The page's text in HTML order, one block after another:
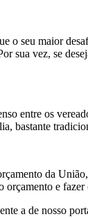
seu maior
sua vez, se
entre os
bastante
da
orçamento e
a de nosso